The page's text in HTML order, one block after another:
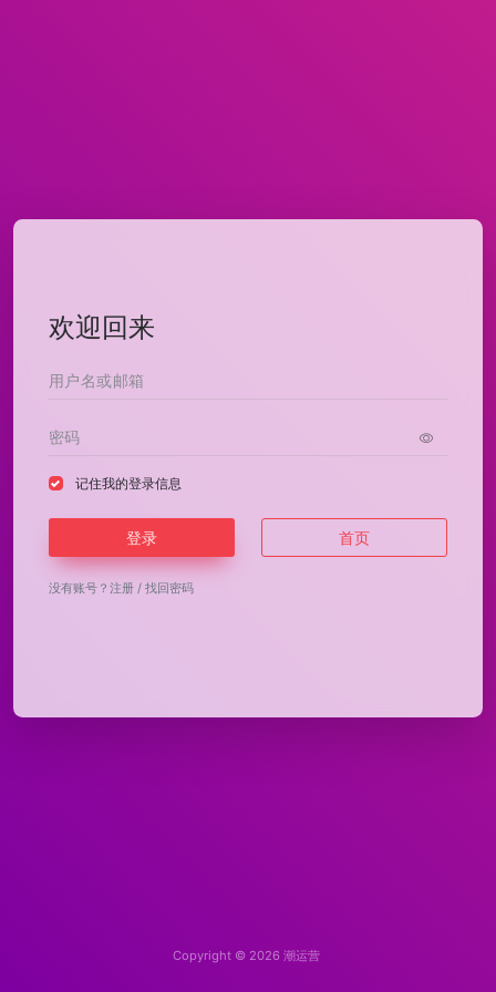
欢迎回来
记住我的登录信息
登录 首页
没有账号？ 注册 / 找回密码
Copyright © 2026 潮运营